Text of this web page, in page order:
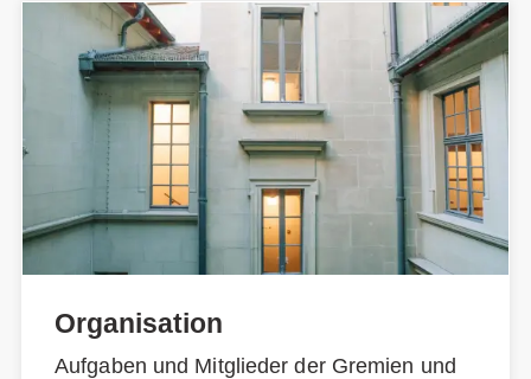
Organisation
Aufgaben und Mitglieder der Gremien und